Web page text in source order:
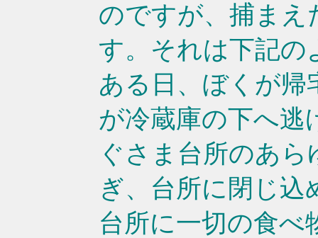
のですが、捕ま
す。それは下記の
ある日、ぼくが
が冷蔵庫の下へ逃
ぐさま台所のあ
ぎ、台所に閉じ込
台所に一切の食べ